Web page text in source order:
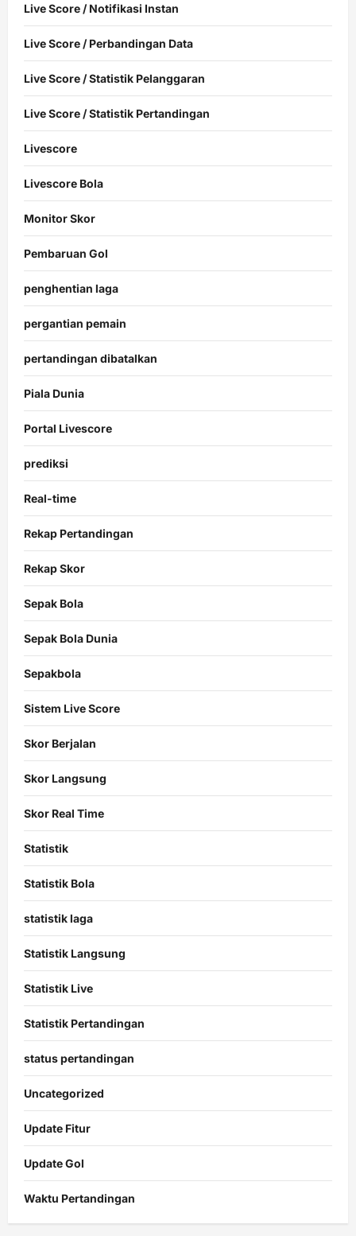
Live Score / Notifikasi Instan
Live Score / Perbandingan Data
Live Score / Statistik Pelanggaran
Live Score / Statistik Pertandingan
Livescore
Livescore Bola
Monitor Skor
Pembaruan Gol
penghentian laga
pergantian pemain
pertandingan dibatalkan
Piala Dunia
Portal Livescore
prediksi
Real-time
Rekap Pertandingan
Rekap Skor
Sepak Bola
Sepak Bola Dunia
Sepakbola
Sistem Live Score
Skor Berjalan
Skor Langsung
Skor Real Time
Statistik
Statistik Bola
statistik laga
Statistik Langsung
Statistik Live
Statistik Pertandingan
status pertandingan
Uncategorized
Update Fitur
Update Gol
Waktu Pertandingan